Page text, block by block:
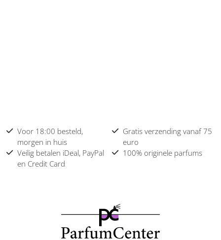
Voor 18:00 besteld,
morgen in huis
Gratis verzending vanaf 75
euro
Veilig betalen iDeal, PayPal
en Credit Card
100% originele parfums